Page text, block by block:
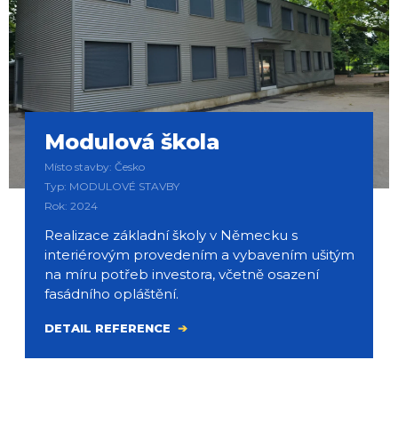
Modulová škola
Místo stavby: Česko
Typ: MODULOVÉ STAVBY
Rok: 2024
Realizace základní školy v Německu s
interiérovým provedením a vybavením ušitým
na míru potřeb investora, včetně osazení
fasádního opláštění.
DETAIL REFERENCE